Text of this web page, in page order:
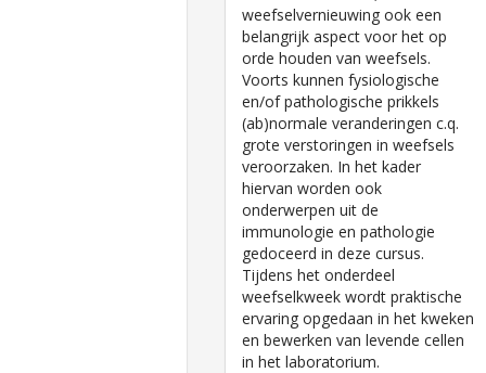
weefselvernieuwing ook een
belangrijk aspect voor het op
orde houden van weefsels.
Voorts kunnen fysiologische
en/of pathologische prikkels
(ab)normale veranderingen c.q.
grote verstoringen in weefsels
veroorzaken. In het kader
hiervan worden ook
onderwerpen uit de
immunologie en pathologie
gedoceerd in deze cursus.
Tijdens het onderdeel
weefselkweek wordt praktische
ervaring opgedaan in het kweken
en bewerken van levende cellen
in het laboratorium.